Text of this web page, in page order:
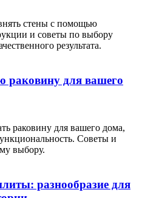
стены с помощью
и советы по выбору
результата.
раковину для вашего
раковину для вашего дома,
Советы и
выбору.
разнообразие для